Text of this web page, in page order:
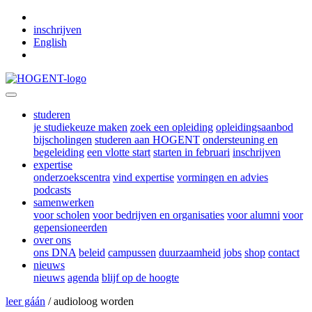
inschrijven
English
studeren
je studiekeuze maken zoek een opleiding opleidingsaanbod
bijscholingen studeren aan HOGENT ondersteuning en
begeleiding een vlotte start starten in februari inschrijven
expertise
onderzoekscentra vind expertise vormingen en advies
podcasts
samenwerken
voor scholen voor bedrijven en organisaties voor alumni voor
gepensioneerden
over ons
ons DNA beleid campussen duurzaamheid jobs shop contact
nieuws
nieuws agenda blijf op de hoogte
leer gáán / audioloog worden